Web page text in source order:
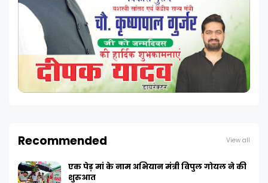
Recommended View all
एक पेड़ मां के नाम अभियान मंत्री विपुल गोयल ने की
शुरुआत